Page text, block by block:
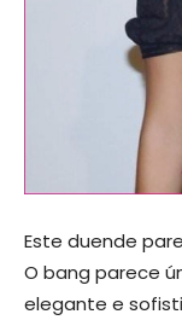
Este duende
O bang parece
elegante e